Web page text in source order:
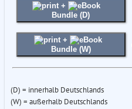
+
Bundle (D)
+
Bundle (W)
(D) = innerhalb Deutschlands
(W) = außerhalb Deutschlands